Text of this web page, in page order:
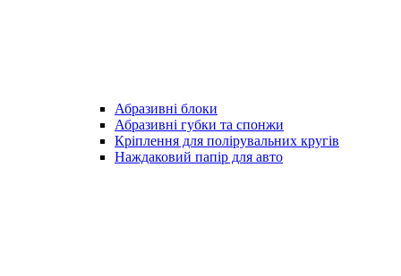
Абразивні блоки
Абразивні губки та спонжи
Кріплення для полірувальних кругів
Наждаковий папір для авто